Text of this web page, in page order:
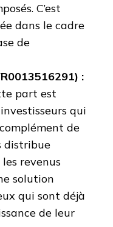
C’est
dans le cadre
de
:
part est
qui
de
distribue
revenus
solution
qui sont déjà
de leur